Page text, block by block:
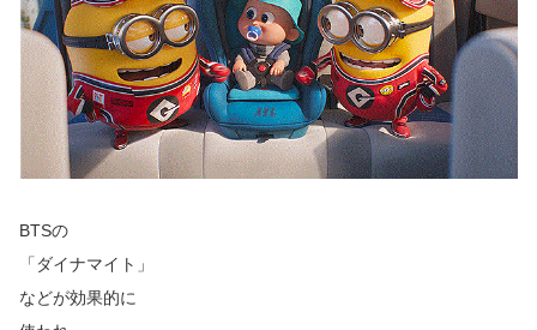
BTSの
「ダイナマイト」
などが効果的に